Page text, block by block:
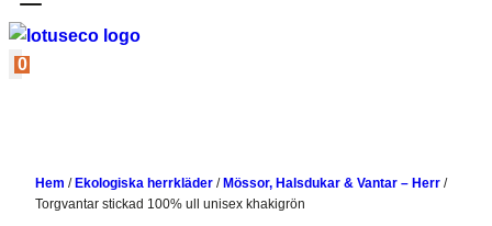
0
Hem / Ekologiska herrkläder / Mössor, Halsdukar & Vantar – Herr /
Torgvantar stickad 100% ull unisex khakigrön